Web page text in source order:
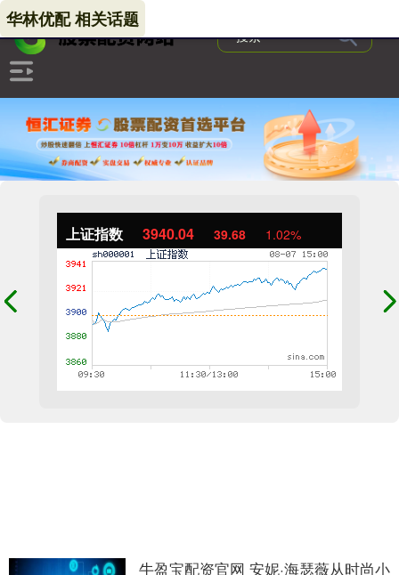
上证指数 3940.04 39.68 1.02%
华林优配 相关话题
牛盈宝配资官网 安妮·海瑟薇从时尚小